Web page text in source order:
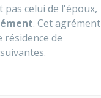
pas celui de l'époux,
. Cet agrément
de